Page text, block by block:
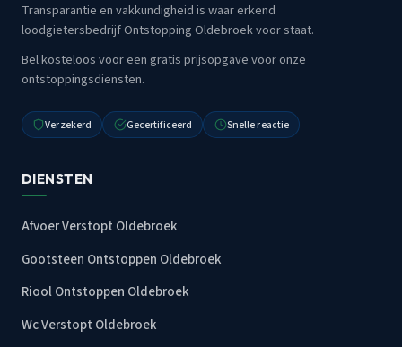
Transparantie en vakkundigheid is waar erkend
loodgietersbedrijf Ontstopping Oldebroek voor staat.
Bel kosteloos voor een gratis prijsopgave voor onze
ontstoppingsdiensten.
Verzekerd Gecertificeerd Snelle reactie
DIENSTEN
Afvoer Verstopt Oldebroek
Gootsteen Ontstoppen Oldebroek
Riool Ontstoppen Oldebroek
Wc Verstopt Oldebroek